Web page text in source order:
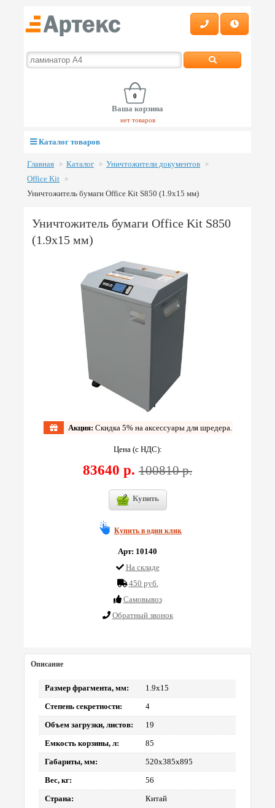
0
Ваша корзина
нет товаров
Каталог товаров
Главная Каталог
Уничтожители документов
Office Kit
Уничтожитель бумаги Office Kit S850 (1.9x15 мм)
Уничтожитель бумаги Office Kit S850
(1.9x15 мм)
Акция: Скидка 5% на аксессуары для шредера.
Цена (с НДС):
83640 р. 100810 р.
Купить
Купить в один клик
Арт: 10140
На складе
450 руб.
Cамовывоз
Обратный звонок
Описание
Размер фрагмента, мм: 1.9х15
Степень секретности: 4
Объем загрузки, листов: 19
Емкость корзины, л: 85
Габариты, мм: 520x385x895
Вес, кг: 56
Страна: Китай